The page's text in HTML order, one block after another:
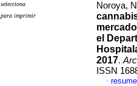
selecciona
para imprimir
Noroya,
el
2017.
ISSN
·